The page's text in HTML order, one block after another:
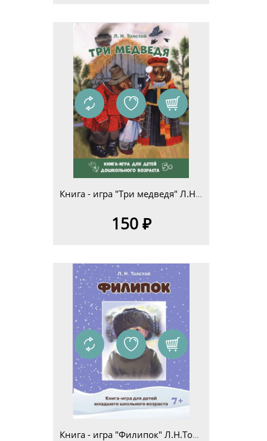
Книга - игра "Три медведя" Л.Н.Толстой для детей дошкольного возраста 5+
150 ₽
Книга - игра "Филипок" Л.Н.Толстой для детей младшего школьного возраста 7+